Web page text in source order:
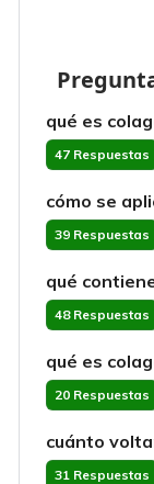
qué es
47 Respuestas
cómo se
39 Respuestas
qué
48 Respuestas
qué es
20 Respuestas
cuánto
31 Respuestas